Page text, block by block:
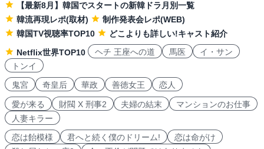
【最新8月】韓国でスタートの新韓ドラ月別一覧
韓流再現レポ(取材)
制作発表会レポ(WEB)
韓国TV視聴率TOP10
どこよりも詳しい!キャスト紹介
Netflix世界TOP10
ヘチ 王座への道 馬医
イ・サン
トンイ
鬼宮
奇皇后 華政 善徳女王 恋人
愛が来る 財閥 X 刑事2 夫婦の結末
マンションのお仕事
人妻キラー
恋は飴模様
君へと続く僕のドリーム!
恋は命がけ